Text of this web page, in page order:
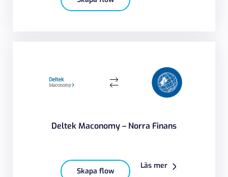
Deltek Maconomy – Norra Finans
Skapa flow
Läs mer